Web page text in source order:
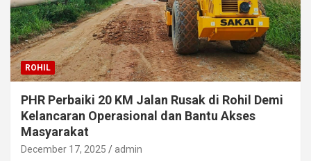
ROHIL
PHR Perbaiki 20 KM Jalan Rusak di Rohil Demi
Kelancaran Operasional dan Bantu Akses
Masyarakat
December 17, 2025 admin